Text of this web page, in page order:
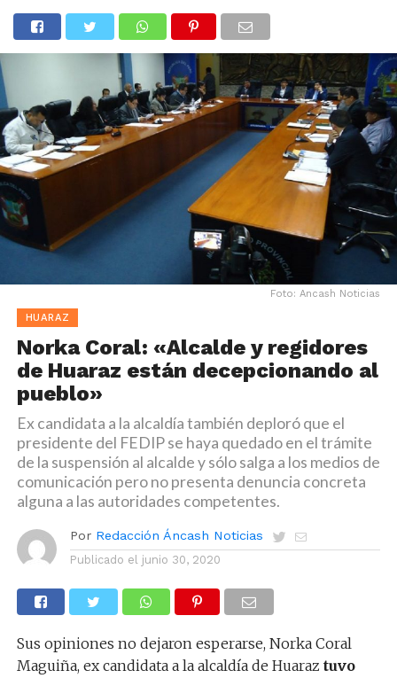
Foto: Ancash Noticias
HUARAZ
Norka Coral: «Alcalde y regidores
de Huaraz están decepcionando al
pueblo»
Ex candidata a la alcaldía también deploró que el
presidente del FEDIP se haya quedado en el trámite
de la suspensión al alcalde y sólo salga a los medios de
comunicación pero no presenta denuncia concreta
alguna a las autoridades competentes.
Por Redacción Áncash Noticias
Publicado el junio 30, 2020
Sus opiniones no dejaron esperarse, Norka Coral
Maguiña, ex candidata a la alcaldía de Huaraz tuvo